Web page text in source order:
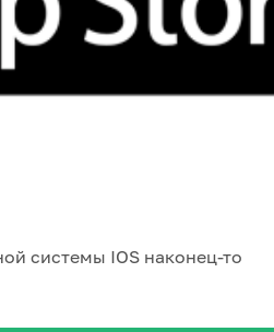
системы IOS наконец-то